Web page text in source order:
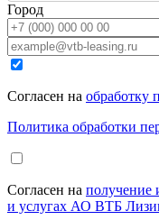
Город
Согласен на обработку
Политика обработки
Согласен на получение
и услугах АО ВТБ